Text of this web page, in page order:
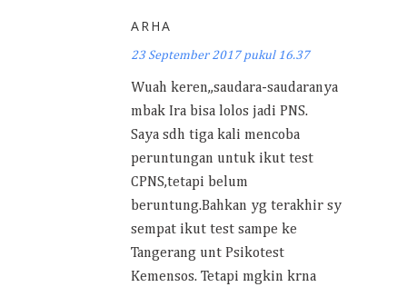
ARHA
23 September 2017 pukul 16.37
Wuah keren,,saudara-saudaranya
mbak Ira bisa lolos jadi PNS.
Saya sdh tiga kali mencoba
peruntungan untuk ikut test
CPNS,tetapi belum
beruntung.Bahkan yg terakhir sy
sempat ikut test sampe ke
Tangerang unt Psikotest
Kemensos. Tetapi mgkin krna